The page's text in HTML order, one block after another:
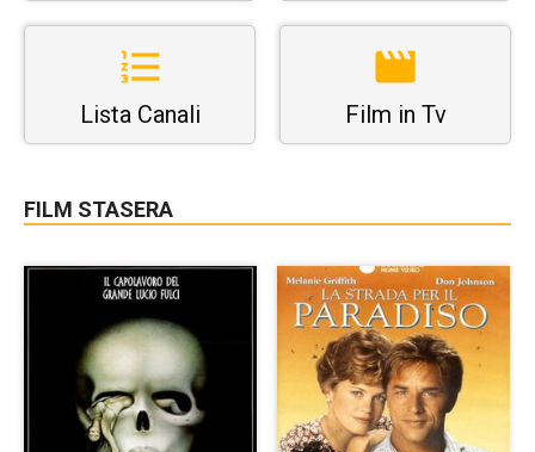
Lista Canali Film in Tv
FILM STASERA